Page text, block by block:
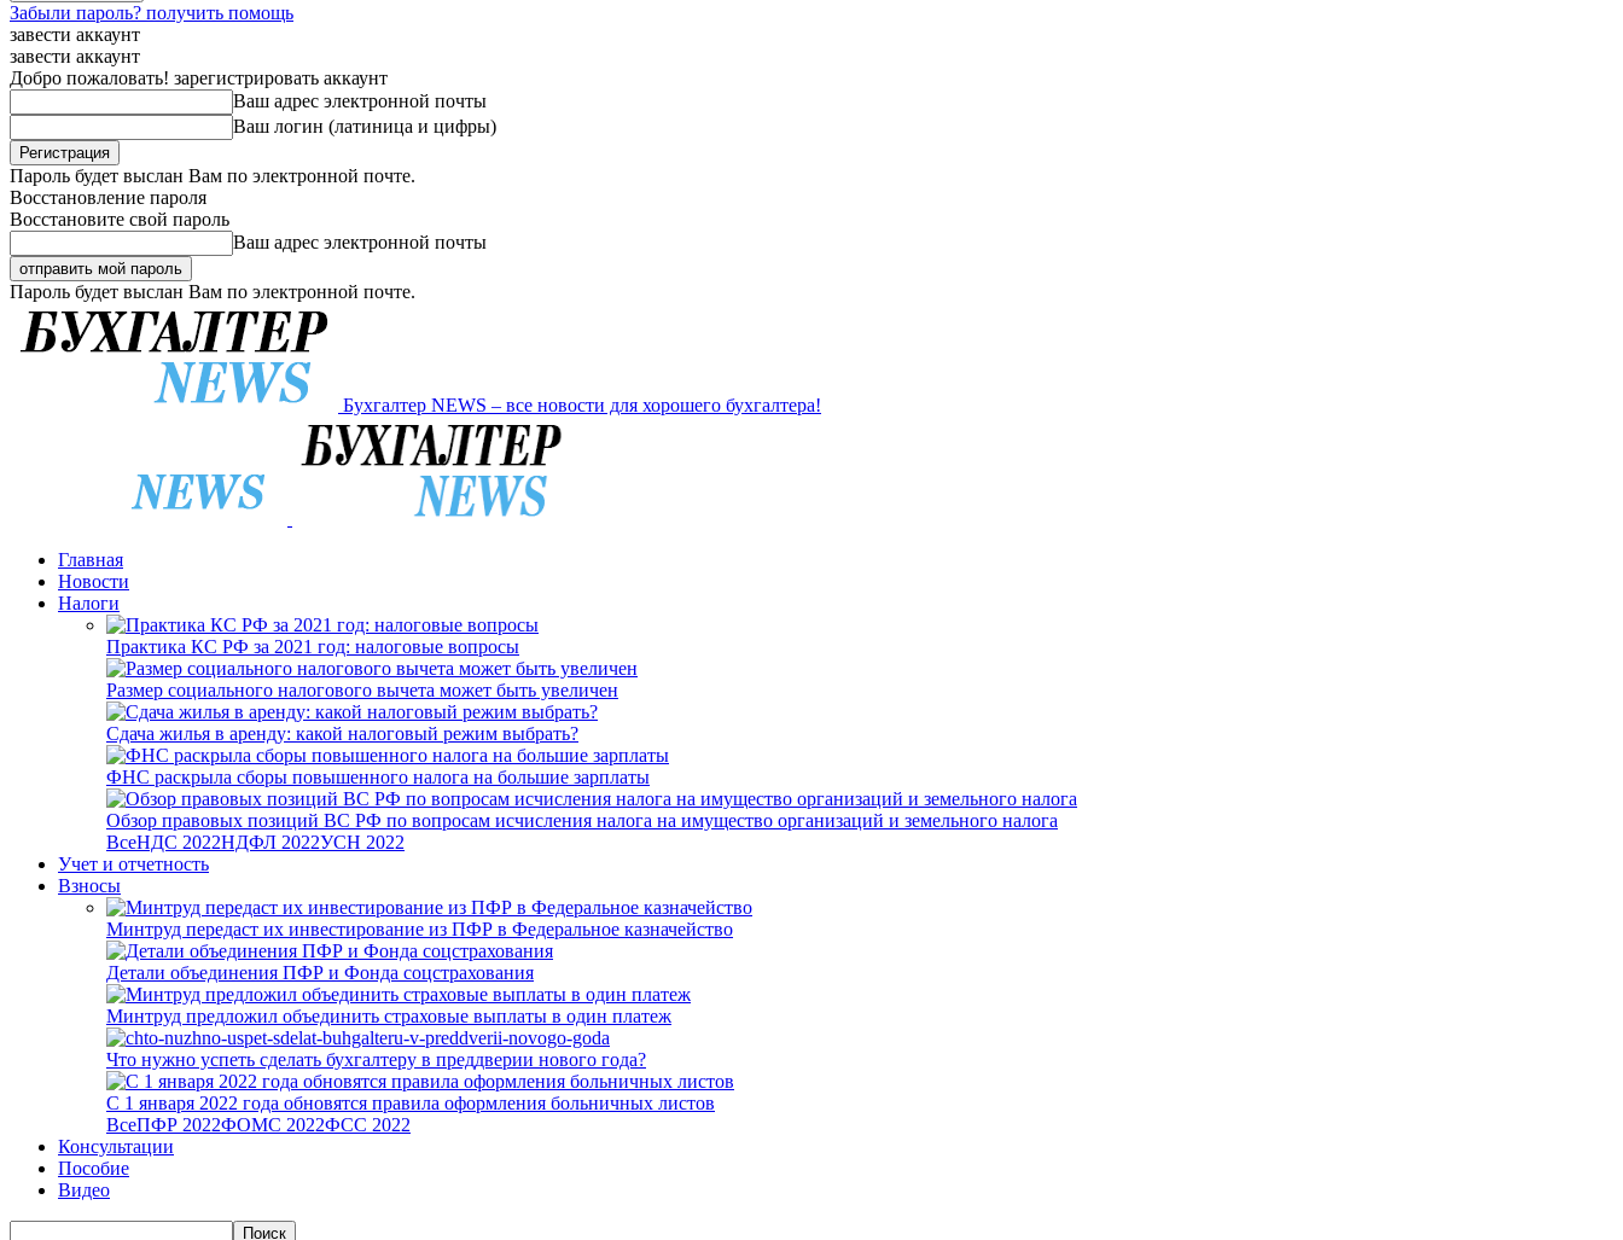
Забыли пароль? получить помощь
завести аккаунт
завести аккаунт
Добро пожаловать! зарегистрировать аккаунт
Ваш адрес электронной почты
Ваш логин (латиница и цифры)
Пароль будет выслан Вам по электронной почте.
Восстановление пароля
Восстановите свой пароль
Ваш адрес электронной почты
Пароль будет выслан Вам по электронной почте.
Бухгалтер NEWS – все новости для хорошего бухгалтера!
Главная
Новости
Налоги
Практика КС РФ за 2021 год: налоговые вопросы
Размер социального налогового вычета может быть увеличен
Сдача жилья в аренду: какой налоговый режим выбрать?
ФНС раскрыла сборы повышенного налога на большие зарплаты
Обзор правовых позиций ВС РФ по вопросам исчисления налога на имущество организаций и земельного налога
ВсеНДС 2022НДФЛ 2022УСН 2022
Учет и отчетность
Взносы
Минтруд передаст их инвестирование из ПФР в Федеральное казначейство
Детали объединения ПФР и Фонда соцстрахования
Минтруд предложил объединить страховые выплаты в один платеж
Что нужно успеть сделать бухгалтеру в преддверии нового года?
С 1 января 2022 года обновятся правила оформления больничных листов
ВсеПФР 2022ФОМС 2022ФСС 2022
Консультации
Пособие
Видео